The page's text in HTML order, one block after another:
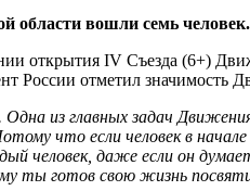
области вошли семь человек.
открытия IV Съезда (6+)
России отметил
из главных задач
что если человек в
человек, даже если он
готов свою жизнь